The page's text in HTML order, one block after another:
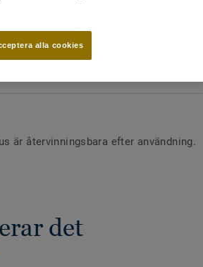
är återvinningsbara efter användning.
det
alla cookies